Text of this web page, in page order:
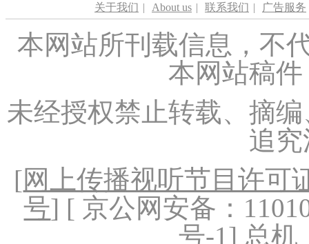
关于我们 | About us | 联系我们 | 广告服务
本网站所刊载信息，不
本网站稿
未经授权禁止转载、摘
追
[网上传播视听节目许可
号] [ 京公网安备：
号-1 ] 总机